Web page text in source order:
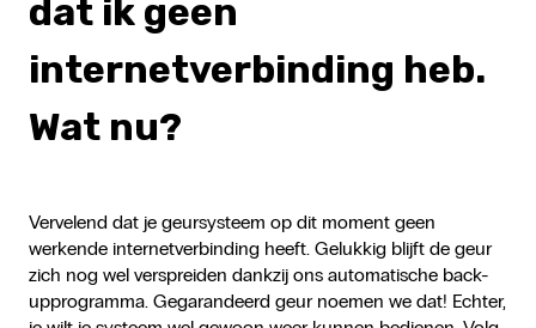
dat ik geen
internetverbinding heb.
Wat nu?
Vervelend dat je geursysteem op dit moment geen
werkende internetverbinding heeft. Gelukkig blijft de geur
zich nog wel verspreiden dankzij ons automatische back-
upprogramma. Gegarandeerd geur noemen we dat! Echter,